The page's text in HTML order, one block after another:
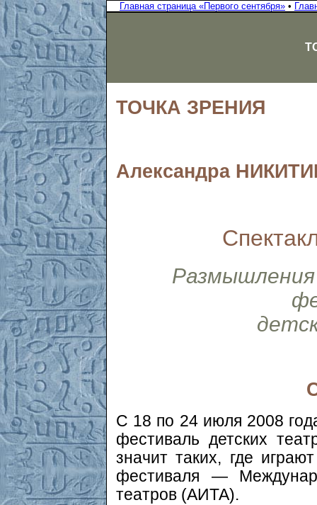
Главная страница «Первого сентября» •
ТОЧКА ЗРЕНИЯ
Александра
Размышления
С 18 по 24 июля 2008
фестиваль детских
значит таких, где
фестиваля —
театров (АИТА).